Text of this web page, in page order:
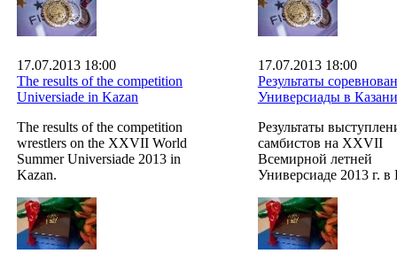
17.07.2013 18:00
The results of the competition
Universiade in Kazan
The results of the competition
wrestlers on the XXVII World
Summer Universiade 2013 in
Kazan.
17.07.2013 18:00
Результаты
Универсиады в Казани
Результаты
самбистов на XXVII
Всемирной летней
Универсиаде 2013 г. в